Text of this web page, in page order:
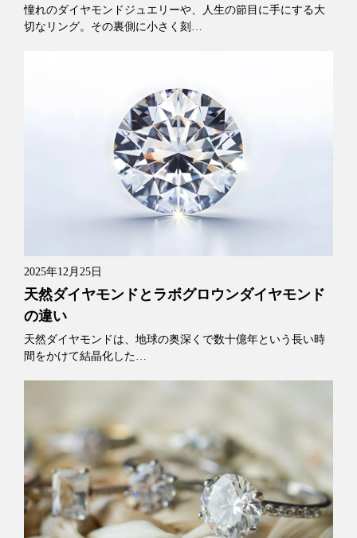
憧れのダイヤモンドジュエリーや、人生の節目に手にする大
切なリング。その裏側に小さく刻…
2025年12月25日
天然ダイヤモンドとラボグロウンダイヤモンド
の違い
天然ダイヤモンドは、地球の奥深くで数十億年という長い時
間をかけて結晶化した…